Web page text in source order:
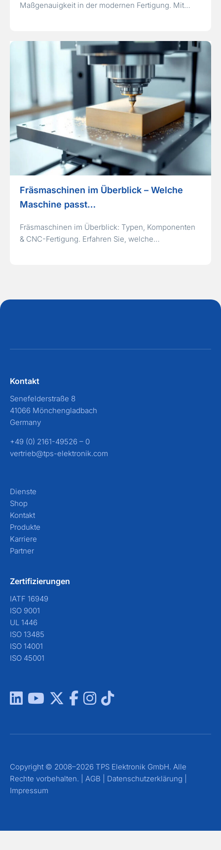
Maßgenauigkeit in der modernen Fertigung. Mit…
Fräsmaschinen im Überblick – Welche
Maschine passt…
Fräsmaschinen im Überblick: Typen, Komponenten
& CNC-Fertigung. Erfahren Sie, welche…
Kontakt
Senefelderstraße 8
41066 Mönchengladbach
Germany
+49 (0) 2161-49526 – 0
vertrieb@tps-elektronik.com
Dienste
Shop
Kontakt
Produkte
Karriere
Partner
Zertifizierungen
IATF 16949
ISO 9001
UL 1446
ISO 13485
ISO 14001
ISO 45001
Copyright © 2008–2026 TPS Elektronik GmbH. Alle
Rechte vorbehalten. | AGB Datenschutzerklärung
Impressum